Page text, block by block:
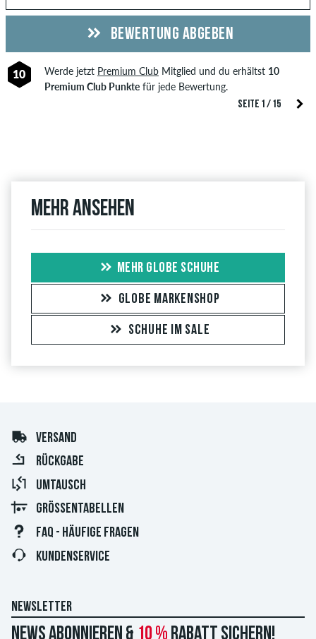
SEITE 1 / 15
BEWERTUNG ABGEBEN
10 Werde jetzt Premium ClubMitglied und du erhältst 10
Premium Club Punktefür jede Bewertung.
Mehr ansehen
MEHR GLOBE SCHUHE
GLOBE MARKENSHOP
SCHUHE IM SALE
VERSAND
RÜCKGABE
UMTAUSCH
GRÖSSENTABELLEN
FAQ - HÄUFIGE FRAGEN
KUNDENSERVICE
NEWSLETTER
News abonnieren & 10 % Rabatt sichern!